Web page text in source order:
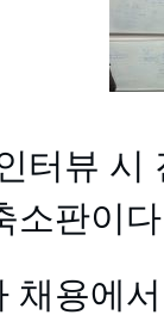
터뷰 시
소판이
채용에